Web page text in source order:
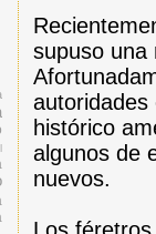
supuso una
histórico
algunos de
nuevos.